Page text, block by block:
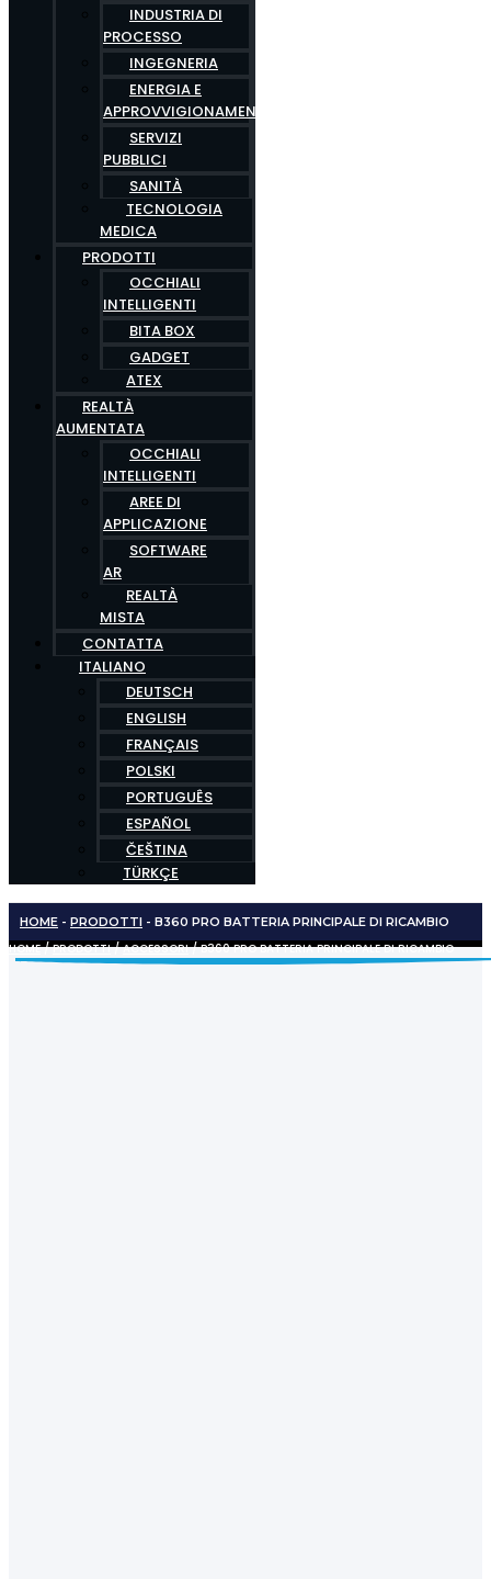
INDUSTRIA DI
PROCESSO
INGEGNERIA
ENERGIA E
APPROVVIGIONAMENTO
SERVIZI
PUBBLICI
SANITÀ
TECNOLOGIA
MEDICA
PRODOTTI
OCCHIALI
INTELLIGENTI
BITA BOX
GADGET
ATEX
REALTÀ
AUMENTATA
OCCHIALI
INTELLIGENTI
AREE DI
APPLICAZIONE
SOFTWARE
AR
REALTÀ
MISTA
CONTATTA
ITALIANO
DEUTSCH
ENGLISH
FRANÇAIS
POLSKI
PORTUGUÊS
ESPAÑOL
ČEŠTINA
TÜRKÇE
HOME - PRODOTTI - B360 PRO BATTERIA PRINCIPALE DI RICAMBIO
HOME/PRODOTTI/ACCESSORI/ B360 PRO BATTERIA PRINCIPALE DI RICAMBIO